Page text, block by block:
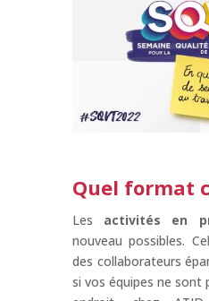
Quel format
Les activités en
nouveau possibles.
des collaborateurs
si vos équipes ne sont